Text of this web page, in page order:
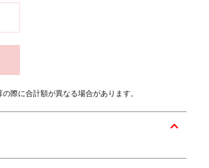
際に合計額が異なる場合があります。